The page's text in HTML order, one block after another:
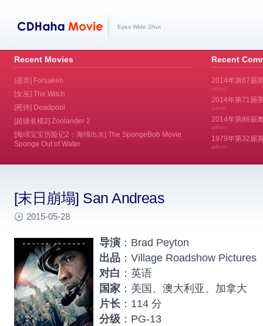
Eyes Wide Shut
Recent
2014年第67届
admin
2014年第71届
admin
2014年第86届
admin
1979年第32届
admin
[末日崩塌] San Andreas
2015-05-28
导演 ：Brad Peyton
出品 ：Village Roadshow Pictures
对白 ：英语
国家 ：美国、澳大利亚、加拿大
片长 ：114 分
分级 ：PG-13
Recent Movies
[遗弃] Forsaken
[女巫] The Witch
[死侍] Deadpool
[超级名模2] Zoolander 2
[海绵宝宝历险记2：海绵出水] The SpongeBob Movie:
Sponge Out of Water